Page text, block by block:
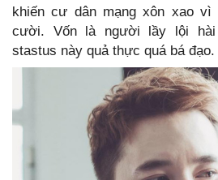
khiến cư dân mạng xôn xao vì
cười. Vốn là người lầy lội
stastus này quả thực quá bá đạo.